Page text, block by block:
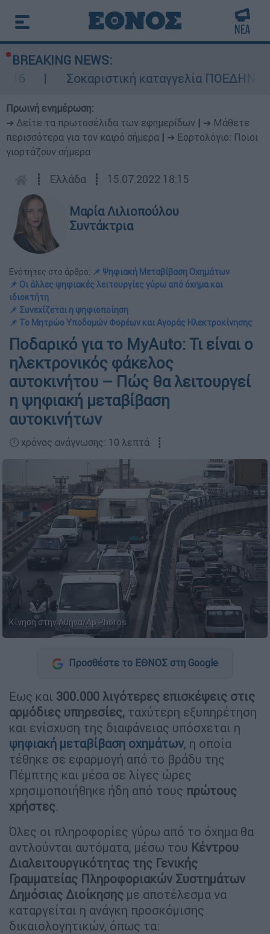
BREAKING NEWS:
Σοκαριστική καταγγελία ΠΟΕΔΗΝ για
Πρωινή ενημέρωση:
➔ Δείτε τα πρωτοσέλιδα των εφημερίδων
➔ Μάθετε
περισσότερα για τον καιρό σήμερα
➔ Εορτολόγιο: Ποιοι
γιορτάζουν σήμερα
┋ Ελλάδα ┋ 15.07.2022 18:15
Μαρία Λιλιοπούλου
Συντάκτρια
Ενότητες στο άρθρο: 📌 Ψηφιακή Μεταβίβαση Οχημάτων
📌 Οι άλλες ψηφιακές λειτουργίες γύρω από όχημα και
ιδιοκτήτη
📌 Συνεχίζεται η ψηφιοποίηση
📌 Το Μητρώο Υποδομών Φορέων και Αγοράς Ηλεκτροκίνησης
Ποδαρικό για το MyAuto: Τι είναι ο
ηλεκτρονικός φάκελος
αυτοκινήτου – Πώς θα λειτουργεί
η ψηφιακή μεταβίβαση
αυτοκινήτων
🕛 χρόνος ανάγνωσης: 10 λεπτά ┋
Κίνηση στην Αθήνα/Ap Photos
Προσθέστε το ΕΘΝΟΣ στη Google
Εως και 300.000 λιγότερες επισκέψεις στις
αρμόδιες υπηρεσίες, ταχύτερη εξυπηρέτηση
και ενίσχυση της διαφάνειας υπόσχεται η
ψηφιακή μεταβίβαση οχημάτων, η οποία
τέθηκε σε εφαρμογή από το βράδυ της
Πέμπτης και μέσα σε λίγες ώρες
χρησιμοποιήθηκε ήδη από τους πρώτους
χρήστες.
Όλες οι πληροφορίες γύρω από το όχημα θα
αντλούνται αυτόματα, μέσω του Κέντρου
Διαλειτουργικότητας της Γενικής
Γραμματείας Πληροφοριακών Συστημάτων
Δημόσιας Διοίκησης με αποτέλεσμα να
καταργείται η ανάγκη προσκόμισης
δικαιολογητικών, όπως τα: